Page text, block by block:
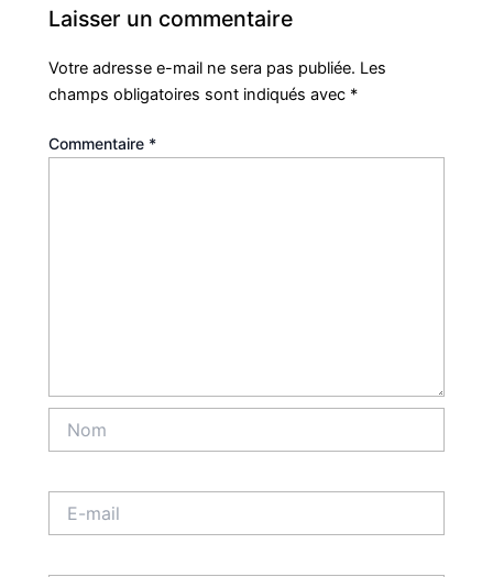
Laisser un commentaire
Votre adresse e-mail ne sera pas publiée. Les
champs obligatoires sont indiqués avec *
Commentaire *
mail